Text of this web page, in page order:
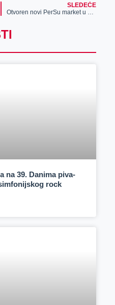
SLEDEĆE
Otvoren novi PerSu market u Sakulama
na 39. Danima piva-
rock